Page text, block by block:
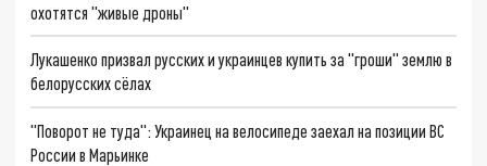
охотятся "живые дроны"
Лукашенко призвал русских и украинцев купить за "гроши" землю в
белорусских сёлах
"Поворот не туда": Украинец на велосипеде заехал на позиции ВС
России в Марьинке